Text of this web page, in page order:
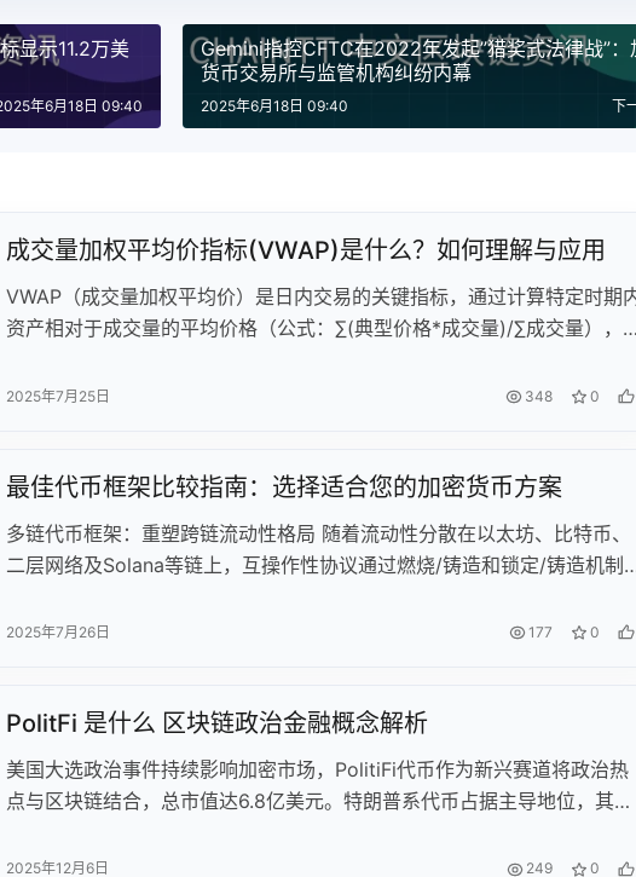
显示11.2万美
年6月18日 09:40
Gemini指控CFTC在2022年发起”猎奖式法律战”：
货币交易所与监管机构纠纷内幕
下
2025年6月18日 09:40
成交量加权平均价指标(VWAP)是什么？如何理解与应用
VWAP（成交量加权平均价）是日内交易的关键指标，通过计算特定时期
资产相对于成交量的平均价格（公式：∑(典型价格*成交量)/∑成交量），反
或回调策略。但该指标在震荡行情中易产生假信号，且具有滞后性。机构
2025年7月25日 348 0
最佳代币框架比较指南：选择适合您的加密货币方案
多链代币框架：重塑跨链流动性格局 随着流动性分散在以太坊、比特币、
二层网络及Solana等链上，互操作性协议通过燃烧/铸造和锁定/铸造机制
OFT、Hyperlane Warp Token和xERC20，在安全性（验证机制、审
典型案例包括Circle的CCTP协议实现USDC无缝跨链。尽管存在第三方协
为未来跨链价值流动的基础设施。
2025年7月26日 177 0
PolitFi 是什么 区块链政治金融概念解析
美国大选政治事件持续影响加密市场，PolitiFi代币作为新兴赛道将政治热
点与区块链结合，总市值达6.8亿美元。特朗普系代币占据主导地位，其中
提升空间。这类代币价格与政治人物动态高度相关，需注意其作为Meme
2025年12月6日 249 0